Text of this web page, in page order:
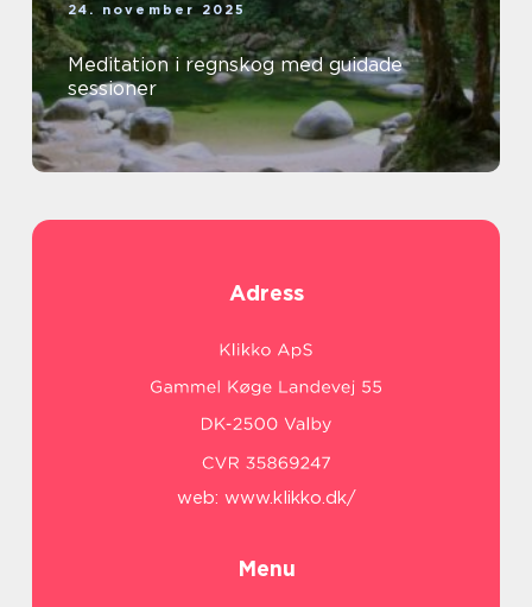
24. november 2025
Meditation i regnskog med guidade
sessioner
Adress
web: www.klikko.dk/
Menu